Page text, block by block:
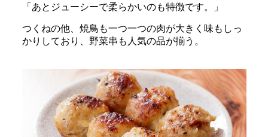
「あとジューシーで柔らかいのも特徴です。」
つくねの他、焼鳥も一つ一つの肉が大きく味もしっ
かりしており、野菜串も人気の品が揃う。